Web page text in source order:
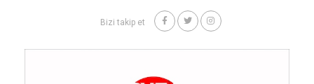
Bizi takip et